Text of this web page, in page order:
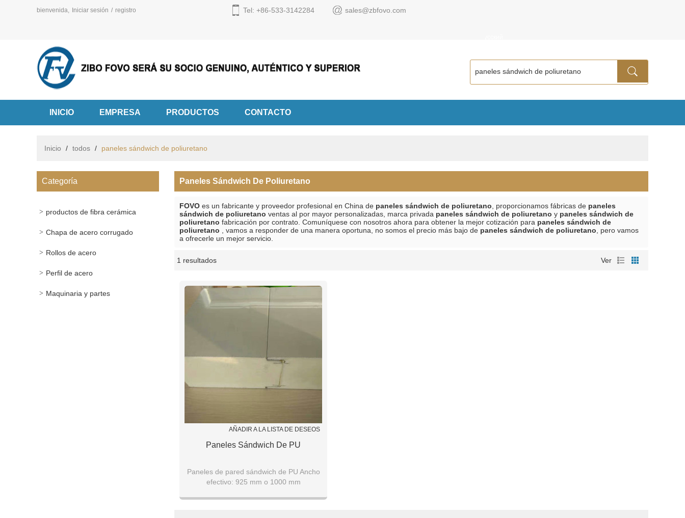
bienvenida, Iniciar sesión / registro Tel: +86-533-3142284 sales@zbfovo.com
INICIO EMPRESA PRODUCTOS CONTACTO
Inicio / todos / paneles sándwich de poliuretano
Categoría
productos de fibra cerámica
Chapa de acero corrugado
Rollos de acero
Perfil de acero
Maquinaria y partes
Paneles Sándwich De Poliuretano
FOVO es un fabricante y proveedor profesional en China de paneles sándwich de poliuretano , proporcionamos fábricas de paneles
sándwich de poliuretano ventas al por mayor personalizadas, marca privada paneles sándwich de poliuretano y paneles sándwich de
poliuretano fabricación por contrato. Comuníquese con nosotros ahora para obtener la mejor cotización para paneles sándwich de
poliuretano , vamos a responder de una manera oportuna, no somos el precio más bajo de paneles sándwich de poliuretano , pero vamos
a ofrecerle un mejor servicio.
1 resultados Ver
AÑADIR A LA LISTA DE DESEOS
Paneles Sándwich De PU
Paneles de pared sándwich de PU Ancho
efectivo: 925 mm o 1000 mm